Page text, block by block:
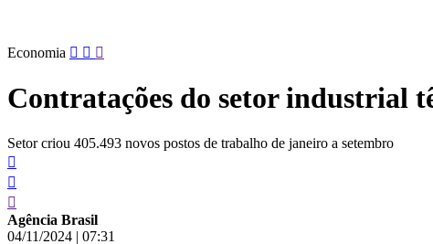
Pular
conteúdo
Economia
Contratações do setor industrial
Setor criou 405.493 novos postos de trabalho de janeiro a setembro
Agência Brasil
04/11/2024 | 07:31